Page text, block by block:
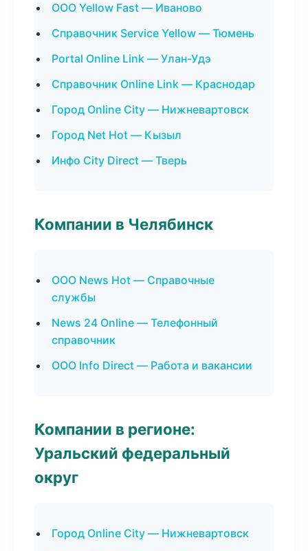
ООО Yellow Fast — Иваново
Справочник Service Yellow — Тюмень
Portal Online Link — Улан-Удэ
Справочник Online Link — Краснодар
Город Online City — Нижневартовск
Город Net Hot — Кызыл
Инфо City Direct — Тверь
Компании в Челябинск
ООО News Hot — Справочные
службы
News 24 Online — Телефонный
справочник
ООО Info Direct — Работа и вакансии
Компании в регионе:
Уральский федеральный
округ
Город Online City — Нижневартовск